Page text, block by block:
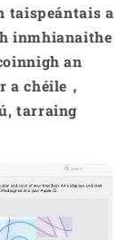
taispeántais a
inmhianaithe
an
chéile，
tarraing